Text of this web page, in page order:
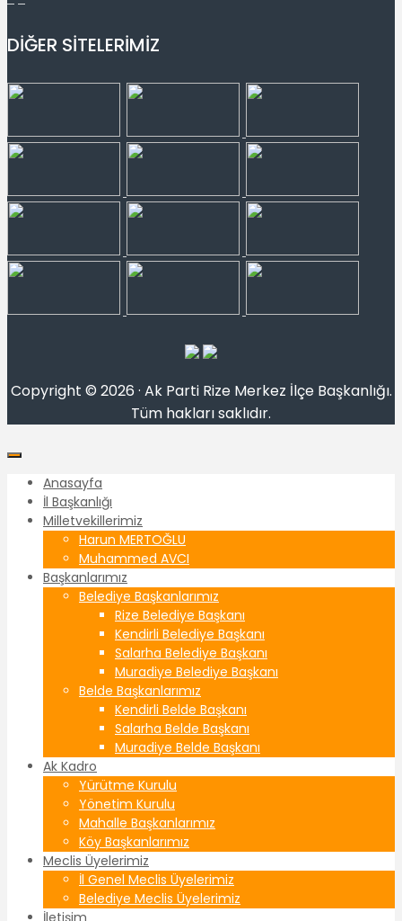
DİĞER SİTELERİMİZ
Copyright © 2026 · Ak Parti Rize Merkez İlçe Başkanlığı.
Tüm hakları saklıdır.
Anasayfa
İl Başkanlığı
Milletvekillerimiz
Harun MERTOĞLU
Muhammed AVCI
Başkanlarımız
Belediye Başkanlarımız
Rize Belediye Başkanı
Kendirli Belediye Başkanı
Salarha Belediye Başkanı
Muradiye Belediye Başkanı
Belde Başkanlarımız
Kendirli Belde Başkanı
Salarha Belde Başkanı
Muradiye Belde Başkanı
Ak Kadro
Yürütme Kurulu
Yönetim Kurulu
Mahalle Başkanlarımız
Köy Başkanlarımız
Meclis Üyelerimiz
İl Genel Meclis Üyelerimiz
Belediye Meclis Üyelerimiz
İletişim